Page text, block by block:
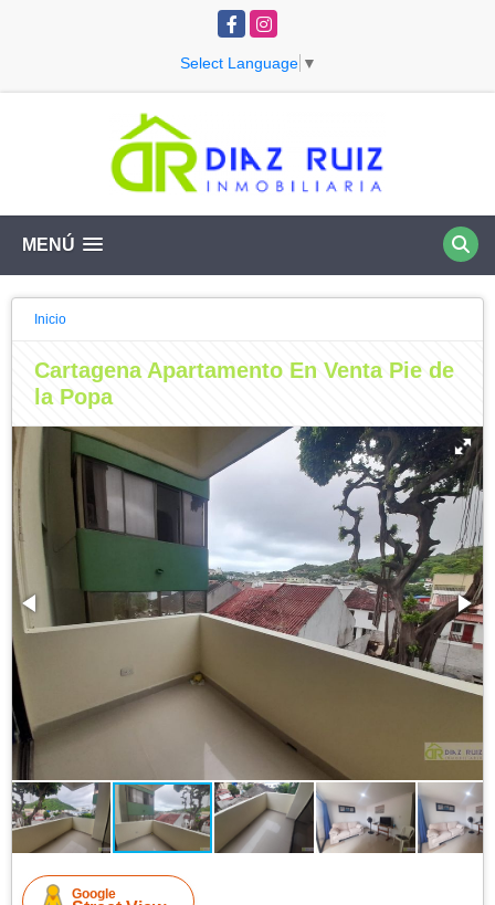
FacebookInstagram
Select Language ▼
MENÚ
Inicio
Cartagena Apartamento En Venta Pie de
la Popa
Google